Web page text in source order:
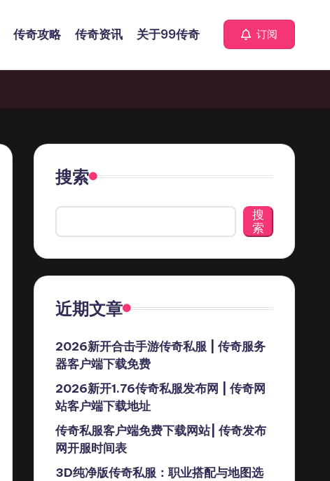
传奇攻略 传奇资讯 关于99传奇 订阅
搜索
搜
索
近期文章
2026新开合击手游传奇私服 | 传奇服务
器客户端下载免费
2026新开1.76传奇私服发布网 | 传奇网
站客户端下载地址
传奇私服客户端免费下载网站| 传奇发布
网开服时间表
3D纯净版传奇私服：职业搭配与地图选